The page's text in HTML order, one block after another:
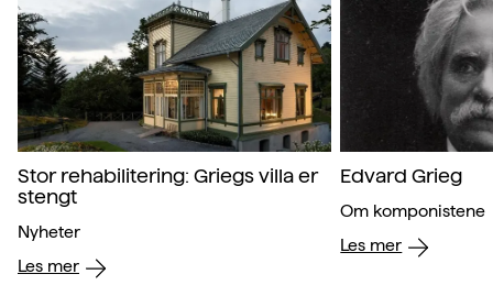
Stor rehabilitering: Griegs villa er
stengt
Nyheter
Les mer
Edvard Grieg
Om komponistene
Les mer